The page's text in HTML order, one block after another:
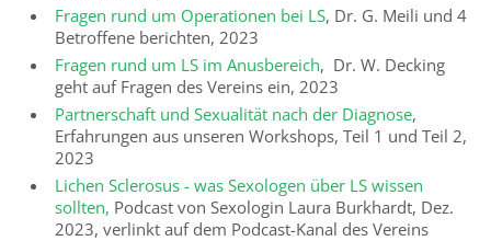
Fragen rund um Operationen bei LS, Dr. G. Meili und 4
Betroffene berichten, 2023
Fragen rund um LS im Anusbereich, Dr. W. Decking
geht auf Fragen des Vereins ein, 2023
Partnerschaft und Sexualität nach der Diagnose,
Erfahrungen aus unseren Workshops, Teil 1 und Teil 2,
2023
Lichen Sclerosus - was Sexologen über LS wissen
sollten, Podcast von Sexologin Laura Burkhardt, Dez.
2023, verlinkt auf dem Podcast-Kanal des Vereins